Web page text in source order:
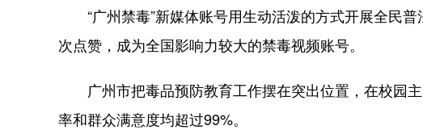
“广州禁毒”新媒体账号用生动活泼的方式开展全民普
次点赞，成为全国影响力较大的禁毒视频账号。
广州市把毒品预防教育工作摆在突出位置，在校园主
率和群众满意度均超过99%。